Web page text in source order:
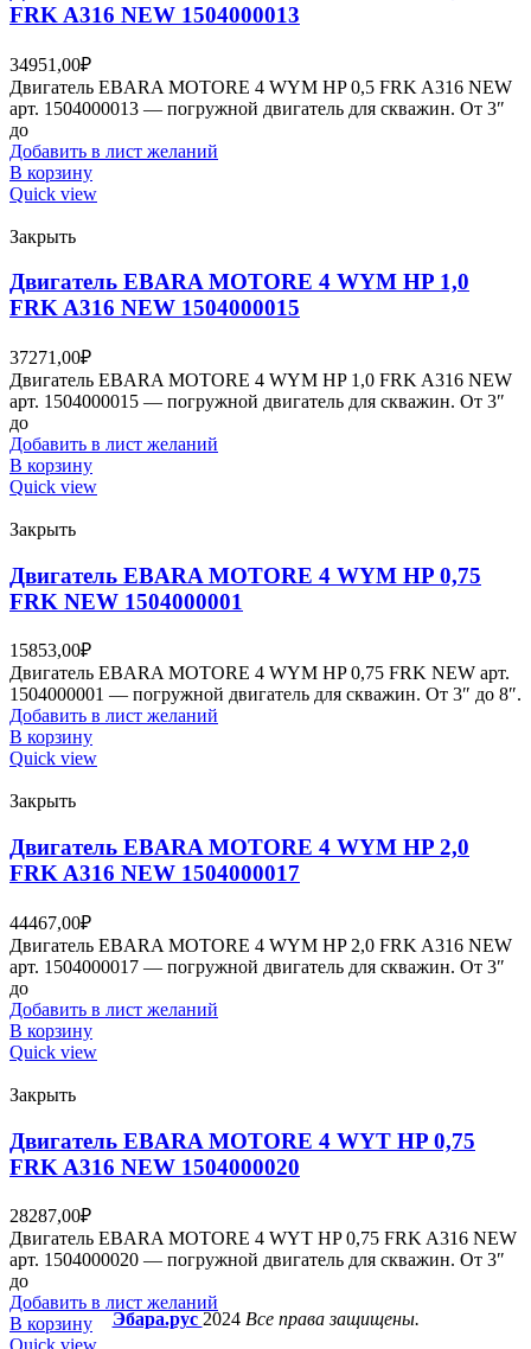
FRK A316 NEW 1504000013
34951,00₽
Двигатель EBARA MOTORE 4 WYM HP 0,5 FRK A316 NEW
арт. 1504000013 — погружной двигатель для скважин. От 3″
до
Добавить в лист желаний
В корзину
Quick view
Закрыть
Двигатель EBARA MOTORE 4 WYM HP 1,0
FRK A316 NEW 1504000015
37271,00₽
Двигатель EBARA MOTORE 4 WYM HP 1,0 FRK A316 NEW
арт. 1504000015 — погружной двигатель для скважин. От 3″
до
Добавить в лист желаний
В корзину
Quick view
Закрыть
Двигатель EBARA MOTORE 4 WYM HP 0,75
FRK NEW 1504000001
15853,00₽
Двигатель EBARA MOTORE 4 WYM HP 0,75 FRK NEW арт.
1504000001 — погружной двигатель для скважин. От 3″ до 8″.
Добавить в лист желаний
В корзину
Quick view
Закрыть
Двигатель EBARA MOTORE 4 WYM HP 2,0
FRK A316 NEW 1504000017
44467,00₽
Двигатель EBARA MOTORE 4 WYM HP 2,0 FRK A316 NEW
арт. 1504000017 — погружной двигатель для скважин. От 3″
до
Добавить в лист желаний
В корзину
Quick view
Закрыть
Двигатель EBARA MOTORE 4 WYT HP 0,75
FRK A316 NEW 1504000020
28287,00₽
Двигатель EBARA MOTORE 4 WYT HP 0,75 FRK A316 NEW
арт. 1504000020 — погружной двигатель для скважин. От 3″
до
Добавить в лист желаний
В корзину
Эбара.рус 2024Все права защищены.